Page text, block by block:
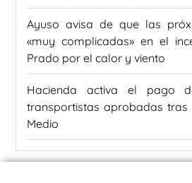
Ayuso avisa de que las
«muy complicadas» en el
Prado por el calor y viento
Hacienda activa el pago
transportistas aprobadas tras
Medio